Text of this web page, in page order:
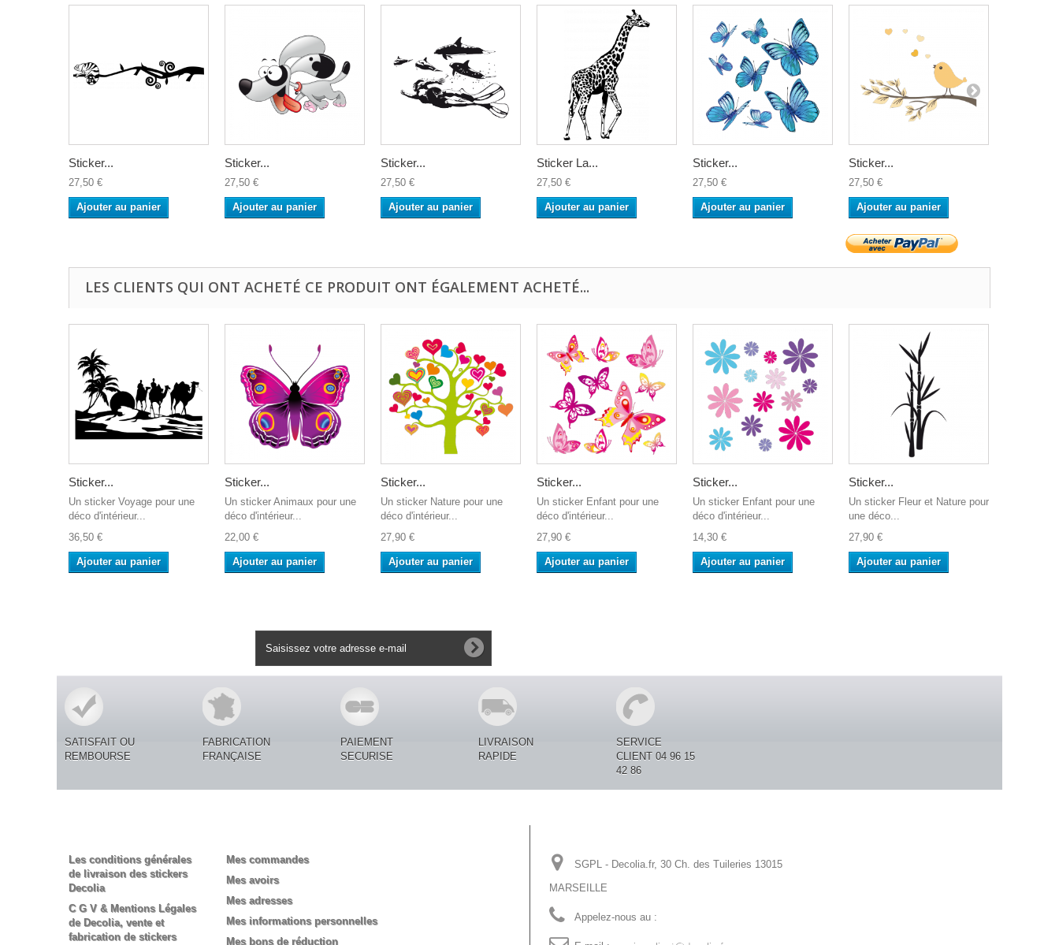
Sticker...
27,50 €
Ajouter au panier
Sticker...
27,50 €
Ajouter au panier
Sticker...
27,50 €
Ajouter au panier
Sticker La...
27,50 €
Ajouter au panier
Sticker...
27,50 €
Ajouter au panier
Sticker...
27,50 €
Ajouter au panier
LES CLIENTS QUI ONT ACHETÉ CE PRODUIT ONT ÉGALEMENT ACHETÉ...
Sticker...
Un sticker Voyage pour une
déco d'intérieur...
36,50 €
Ajouter au panier
Sticker...
Un sticker Animaux pour une
déco d'intérieur...
22,00 €
Ajouter au panier
Sticker...
Un sticker Nature pour une
déco d'intérieur...
27,90 €
Ajouter au panier
Sticker...
Un sticker Enfant pour une
déco d'intérieur...
27,90 €
Ajouter au panier
Sticker...
Un sticker Enfant pour une
déco d'intérieur...
14,30 €
Ajouter au panier
Sticker...
Un sticker Fleur et Nature pour
une déco...
27,90 €
Ajouter au panier
SATISFAIT OU
REMBOURSE
FABRICATION
FRANÇAISE
PAIEMENT
SECURISE
LIVRAISON
RAPIDE
SERVICE
CLIENT 04 96 15
42 86
Les conditions générales
de livraison des stickers
Decolia
C G V & Mentions Légales
de Decolia, vente et
fabrication de stickers
Mes commandes
Mes avoirs
Mes adresses
Mes informations personnelles
Mes bons de réduction
SGPL - Decolia.fr, 30 Ch. des Tuileries 13015
MARSEILLE
Appelez-nous au :